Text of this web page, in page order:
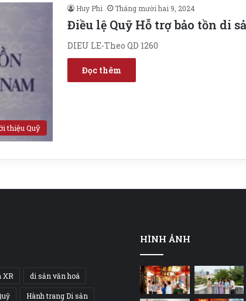
thiệu Quỹ
Huy Phi Tháng mười hai 9, 2024
Điều lệ Quỹ Hỗ trợ bảo tồn di
DIEU LE-Theo QD 1260
Đọc thêm
XR di sản văn hoá
Hành trang Di sản
HÌNH ẢNH